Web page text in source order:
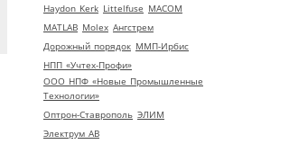
Haydon Kerk Littelfuse MACOM
MATLAB Molex Ангстрем
Дорожный порядок ММП-Ирбис
НПП «Учтех-Профи»
ООО НПФ «Новые Промышленные
Технологии»
Оптрон-Ставрополь ЭЛИМ
Электрум АВ